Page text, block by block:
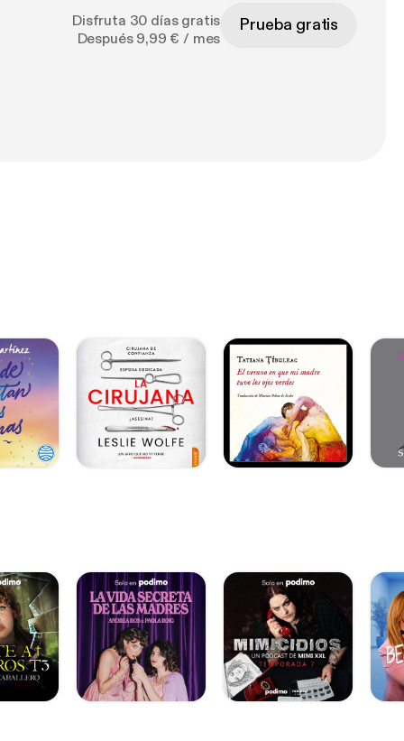
Disfruta 30 días gratis
Después 9,99 € / mes
Prueba gratis